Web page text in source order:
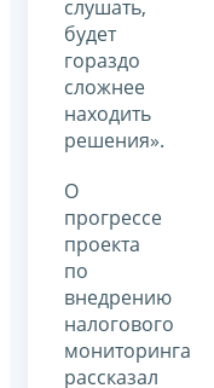
слушать,
будет
гораздо
сложнее
находить
решения».
О
прогрессе
проекта
по
внедрению
налогового
мониторинга
рассказал